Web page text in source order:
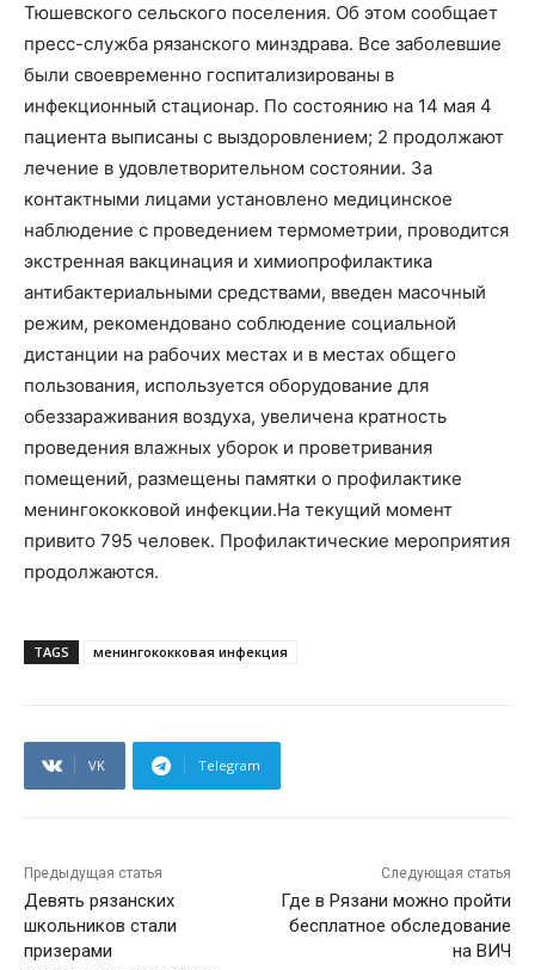
Тюшевского сельского поселения. Об этом сообщает
пресс-служба рязанского минздрава. Все заболевшие
были своевременно госпитализированы в
инфекционный стационар. По состоянию на 14 мая 4
пациента выписаны с выздоровлением; 2 продолжают
лечение в удовлетворительном состоянии. За
контактными лицами установлено медицинское
наблюдение с проведением термометрии, проводится
экстренная вакцинация и химиопрофилактика
антибактериальными средствами, введен масочный
режим, рекомендовано соблюдение социальной
дистанции на рабочих местах и в местах общего
пользования, используется оборудование для
обеззараживания воздуха, увеличена кратность
проведения влажных уборок и проветривания
помещений, размещены памятки о профилактике
менингококковой инфекции.На текущий момент
привито 795 человек. Профилактические мероприятия
продолжаются.
TAGS менингококковая инфекция
VK Telegram
Предыдущая статья
Девять рязанских
школьников стали
призерами
Следующая статья
Где в Рязани можно пройти
бесплатное обследование
на ВИЧ